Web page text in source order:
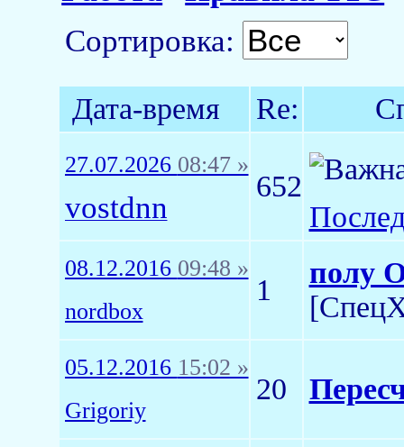
Сортировка:
Дата-время Re:
27.07.2026 08:47 »
vostdnn
652
08.12.2016 09:48 »
nordbox
1
полу
05.12.2016 15:02 »
Grigoriy
20